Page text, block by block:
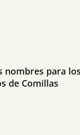
nombres para
de Comillas